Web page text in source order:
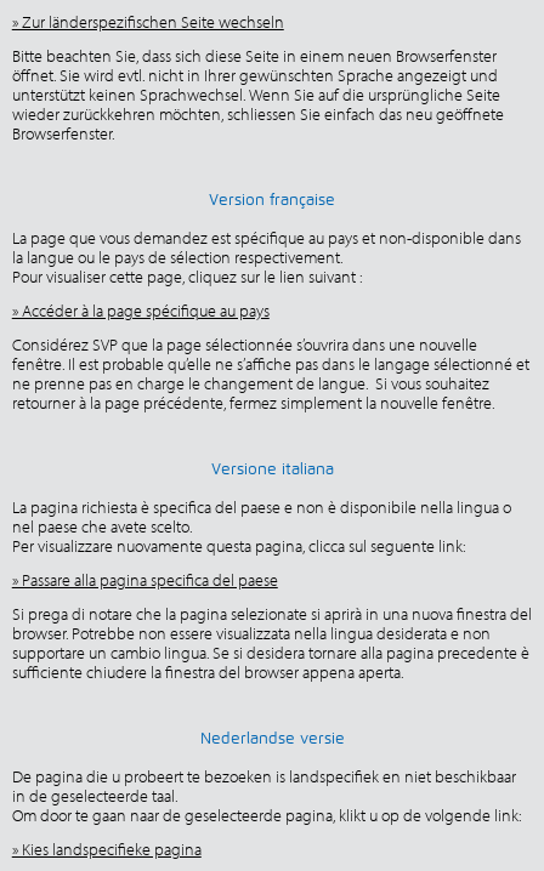
» Zur länderspezifischen Seite wechseln
Bitte beachten Sie, dass sich diese Seite in einem neuen Browserfenster
öffnet. Sie wird evtl. nicht in Ihrer gewünschten Sprache angezeigt und
unterstützt keinen Sprachwechsel. Wenn Sie auf die ursprüngliche Seite
wieder zurückkehren möchten, schliessen Sie einfach das neu geöffnete
Browserfenster.
Version française
La page que vous demandez est spécifique au pays et non-disponible dans
la langue ou le pays de sélection respectivement.
Pour visualiser cette page, cliquez sur le lien suivant :
» Accéder à la page spécifique au pays
Considérez SVP que la page sélectionnée s’ouvrira dans une nouvelle
fenêtre. Il est probable qu’elle ne s’affiche pas dans le langage sélectionné et
ne prenne pas en charge le changement de langue. Si vous souhaitez
retourner à la page précédente, fermez simplement la nouvelle fenêtre.
Versione italiana
La pagina richiesta è specifica del paese e non è disponibile nella lingua o
nel paese che avete scelto.
Per visualizzare nuovamente questa pagina, clicca sul seguente link:
» Passare alla pagina specifica del paese
Si prega di notare che la pagina selezionate si aprirà in una nuova finestra del
browser. Potrebbe non essere visualizzata nella lingua desiderata e non
supportare un cambio lingua. Se si desidera tornare alla pagina precedente è
sufficiente chiudere la finestra del browser appena aperta.
Nederlandse versie
De pagina die u probeert te bezoeken is landspecifiek en niet beschikbaar
in de geselecteerde taal.
Om door te gaan naar de geselecteerde pagina, klikt u op de volgende link:
» Kies landspecifieke pagina